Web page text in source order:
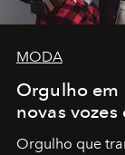
MODA
Orgulho em
novas vozes
Orgulho que